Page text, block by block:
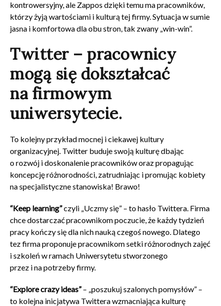
kontrowersyjny, ale Zappos dzięki temu ma pracowników,
którzy żyją wartościami i kulturą tej firmy. Sytuacja w sumie
jasna i komfortowa dla obu stron, tak zwany „win-win”.
Twitter – pracownicy
mogą się dokształcać
na firmowym
uniwersytecie.
To kolejny przykład mocnej i ciekawej kultury
organizacyjnej. Twitter buduje swoją kulturę dbając
o rozwój i doskonalenie pracowników oraz propagując
koncepcję różnorodności, zatrudniając i promując kobiety
na specjalistyczne stanowiska! Brawo!
“Keep learning”czyli „Uczmy się” – to hasło Twittera. Firma
chce dostarczać pracownikom poczucie, że każdy tydzień
pracy kończy się dla nich nauką czegoś nowego. Dlatego
tez firma proponuje pracownikom setki różnorodnych zajęć
i szkoleń w ramach Uniwersytetu stworzonego
przez i na potrzeby firmy.
“Explore crazy ideas”– „poszukuj szalonych pomysłów” –
to kolejna inicjatywa Twittera wzmacniająca kulturę